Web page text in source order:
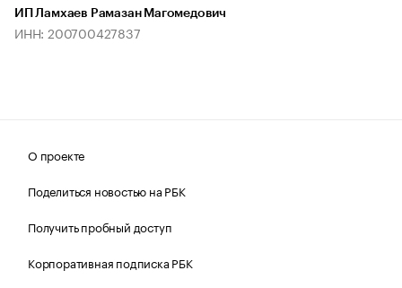
ИП Ламхаев Рамазан Магомедович
ИНН: 200700427837
О проекте
Поделиться новостью на РБК
Получить пробный доступ
Корпоративная подписка РБК